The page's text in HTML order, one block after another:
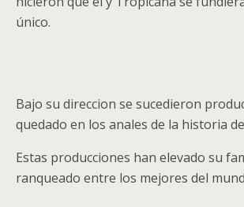
único.
Bajo su direccion se sucedieron
quedado en los anales de la historia
Estas producciones han elevado su
ranqueado entre los mejores del